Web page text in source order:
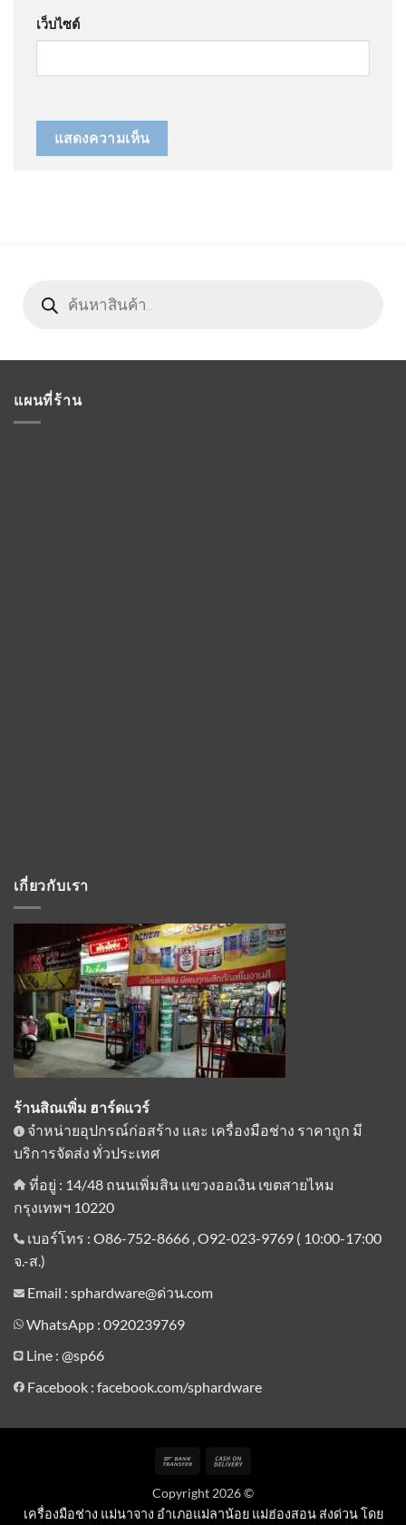
เว็บไซต์
search
แผนที่ร้าน
เกี่ยวกับเรา
ร้านสิณเพิ่ม ฮาร์ดแวร์
จำหน่ายอุปกรณ์ก่อสร้าง และ เครื่องมือช่าง ราคาถูก มี
บริการจัดส่ง ทั่วประเทศ
ที่อยู่ : 14/48 ถนนเพิ่มสิน แขวงออเงิน เขตสายไหม
กรุงเทพฯ 10220
เบอร์โทร : O86-752-8666 , O92-023-9769 ( 10:00-17:00
จ.-ส.)
Email : sphardware@ด่วน.com
WhatsApp : 0920239769
Line : @sp66
Facebook : facebook.com/sphardware
Bank
Delivery
Copyright 2026 ©
เครื่องมือช่าง แม่นาจาง อำเภอแม่ลาน้อย แม่ฮ่องสอน ส่งด่วน โดย